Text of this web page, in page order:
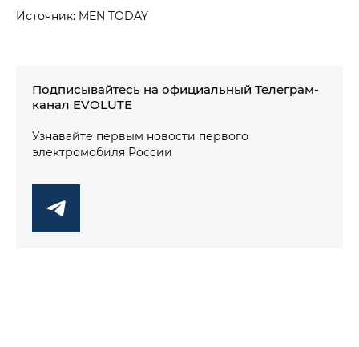
Источник: MEN TODAY
Подписывайтесь на официальный Телеграм-
канал EVOLUTE
Узнавайте первым новости первого
электромобиля России